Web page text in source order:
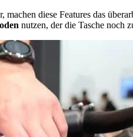
machen diese Features das
nutzen, der die Tasche noch